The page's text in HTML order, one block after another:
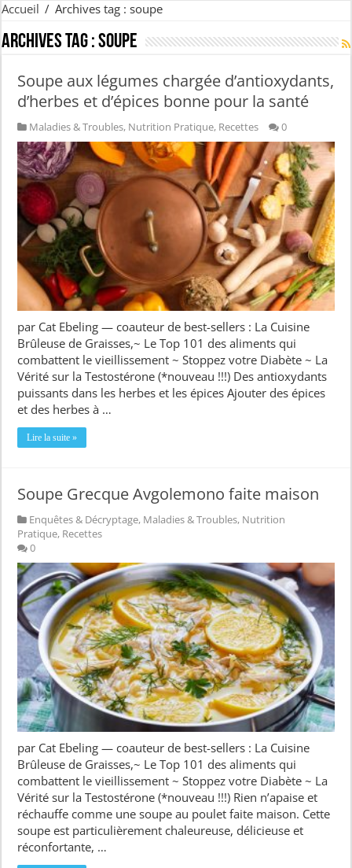
Accueil / Archives tag : soupe
Archives tag :soupe
Soupe aux légumes chargée d’antioxydants,
d’herbes et d’épices bonne pour la santé
Maladies & Troubles, Nutrition Pratique, Recettes 0
par Cat Ebeling — coauteur de best-sellers : La Cuisine
Brûleuse de Graisses,~ Le Top 101 des aliments qui
combattent le vieillissement ~ Stoppez votre Diabète ~ La
Vérité sur la Testostérone (*nouveau !!!) Des antioxydants
puissants dans les herbes et les épices Ajouter des épices
et des herbes à …
Lire la suite »
Soupe Grecque Avgolemono faite maison
Enquêtes & Décryptage, Maladies & Troubles, Nutrition
Pratique, Recettes
0
par Cat Ebeling — coauteur de best-sellers : La Cuisine
Brûleuse de Graisses,~ Le Top 101 des aliments qui
combattent le vieillissement ~ Stoppez votre Diabète ~ La
Vérité sur la Testostérone (*nouveau !!!) Rien n’apaise et
réchauffe comme une soupe au poulet faite maison. Cette
soupe est particulièrement chaleureuse, délicieuse et
réconfortante, …